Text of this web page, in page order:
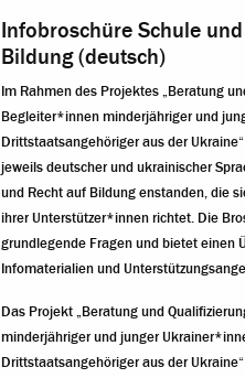
Infobroschüre Schule
Bildung (deutsch)
Im Rahmen des Projektes „Beratung
Begleiter*innen minderjähriger und
Drittstaatsangehöriger aus der
jeweils deutscher und ukrainischer
und Recht auf Bildung enstanden, die
ihrer Unterstützer*innen richtet. Die
grundlegende Fragen und bietet einen
Infomaterialien und
Das Projekt „Beratung und
minderjähriger und junger
Drittstaatsangehöriger aus der